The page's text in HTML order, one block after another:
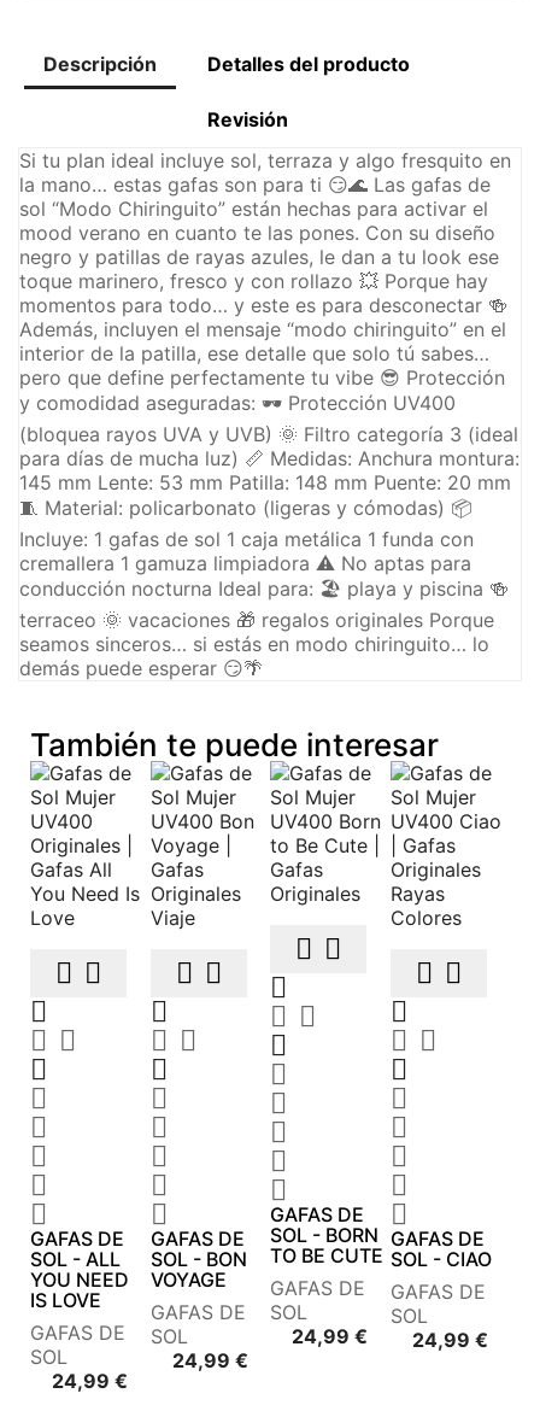
Descripción Detalles del producto
Revisión
Si tu plan ideal incluye sol, terraza y algo fresquito en
la mano… estas gafas son para ti 😏🌊 Las gafas de
sol “Modo Chiringuito” están hechas para activar el
mood verano en cuanto te las pones. Con su diseño
negro y patillas de rayas azules, le dan a tu look ese
toque marinero, fresco y con rollazo 💥 Porque hay
momentos para todo… y este es para desconectar 🍻
Además, incluyen el mensaje “modo chiringuito” en el
interior de la patilla, ese detalle que solo tú sabes…
pero que define perfectamente tu vibe 😎 Protección
y comodidad aseguradas: 🕶️ Protección UV400
(bloquea rayos UVA y UVB) 🌞 Filtro categoría 3 (ideal
para días de mucha luz) 📏 Medidas: Anchura montura:
145 mm Lente: 53 mm Patilla: 148 mm Puente: 20 mm
🧵 Material: policarbonato (ligeras y cómodas) 📦
Incluye: 1 gafas de sol 1 caja metálica 1 funda con
cremallera 1 gamuza limpiadora ⚠️ No aptas para
conducción nocturna Ideal para: 🏖️ playa y piscina 🍻
terraceo 🌞 vacaciones 🎁 regalos originales Porque
seamos sinceros… si estás en modo chiringuito… lo
demás puede esperar 😏🌴
También te puede interesar
 

 






GAFAS DE
SOL - ALL
YOU NEED
IS LOVE
GAFAS DE
SOL
24,99 €
 

 






GAFAS DE
SOL - BON
VOYAGE
GAFAS DE
SOL
24,99 €Precio
 

 






GAFAS DE
SOL - BORN
TO BE CUTE
GAFAS DE
SOL
24,99 € Precio
 

 






GAFAS DE
SOL - CIAO
GAFAS DE
SOL
24,99 €